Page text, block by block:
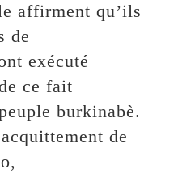
affirment qu’ils
de
exécuté
ce fait
burkinabè.
de